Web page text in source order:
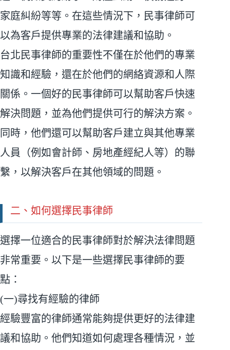
家庭糾紛等等。在這些情況下，民事律師可
以為客戶提供專業的法律建議和協助。
台北民事律師的重要性不僅在於他們的專業
知識和經驗，還在於他們的網絡資源和人際
關係。一個好的民事律師可以幫助客戶快速
解決問題，並為他們提供可行的解決方案。
同時，他們還可以幫助客戶建立與其他專業
人員（例如會計師、房地產經紀人等）的聯
繫，以解決客戶在其他領域的問題。
二、如何選擇民事律師
選擇一位適合的民事律師對於解決法律問題
非常重要。以下是一些選擇民事律師的要
點：
(一)尋找有經驗的律師
經驗豐富的律師通常能夠提供更好的法律建
議和協助。他們知道如何處理各種情況，並